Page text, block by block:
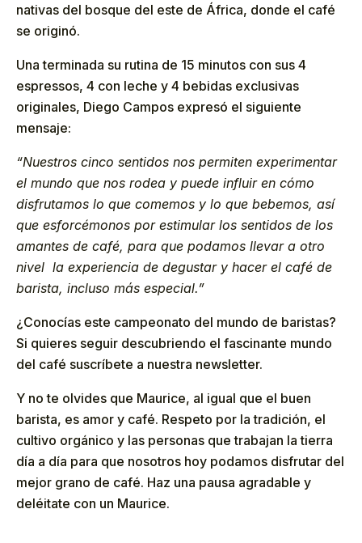
nativas del bosque del este de África, donde el café
se originó.
Una terminada su rutina de 15 minutos con sus 4
espressos, 4 con leche y 4 bebidas exclusivas
originales, Diego Campos expresó el siguiente
mensaje:
“Nuestros cinco sentidos nos permiten experimentar
el mundo que nos rodea y puede influir en cómo
disfrutamos lo que comemos y lo que bebemos, así
que esforcémonos por estimular los sentidos de los
amantes de café, para que podamos llevar a otro
nivel la experiencia de degustar y hacer el café de
barista, incluso más especial.”
¿Conocías este campeonato del mundo de baristas?
Si quieres seguir descubriendo el fascinante mundo
del café suscríbete a nuestra newsletter.
Y no te olvides que Maurice, al igual que el buen
barista, es amor y café. Respeto por la tradición, el
cultivo orgánico y las personas que trabajan la tierra
día a día para que nosotros hoy podamos disfrutar del
mejor grano de café. Haz una pausa agradable y
deléitate con un Maurice.